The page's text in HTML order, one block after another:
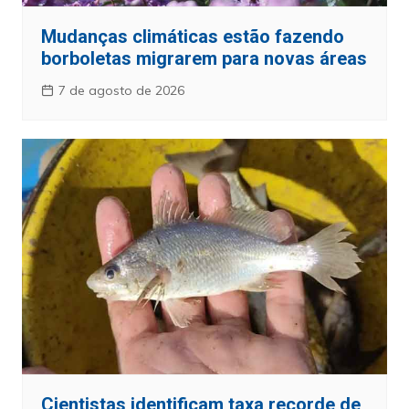
Mudanças climáticas estão fazendo
borboletas migrarem para novas áreas
7 de agosto de 2026
Cientistas identificam taxa recorde de